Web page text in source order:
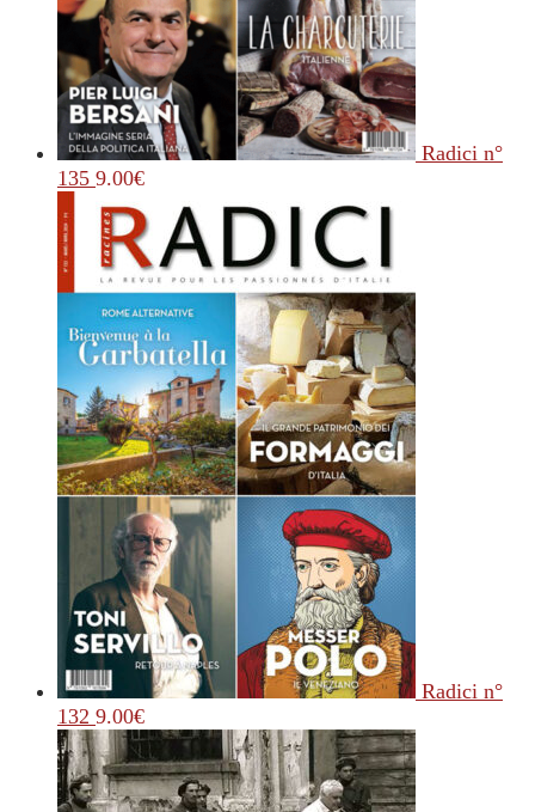
Radici n°
135 9.00€
Radici n°
132 9.00€